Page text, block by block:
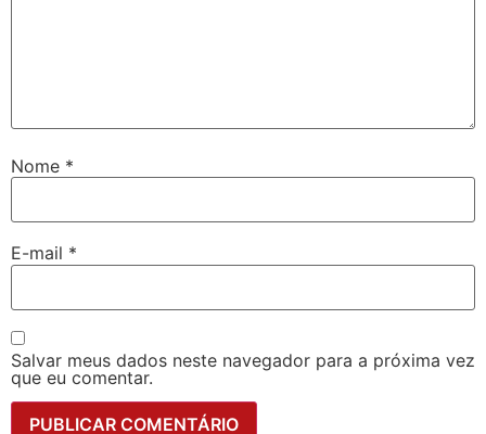
Nome *
E-mail *
Salvar meus dados neste navegador para a próxima vez
que eu comentar.